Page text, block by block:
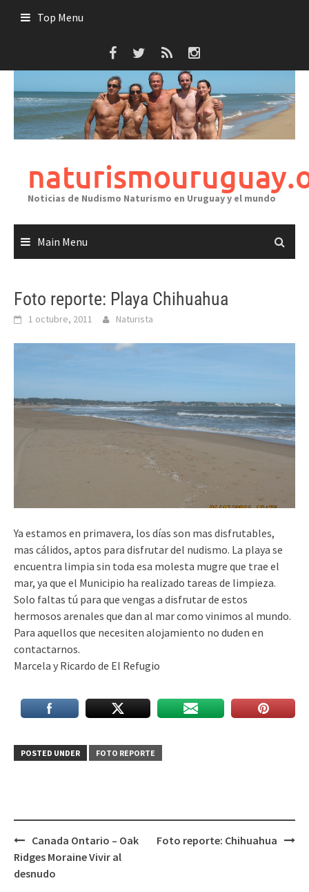
Top Menu
Noticias de Nudismo Naturismo en Uruguay y el mundo
Main Menu
Foto reporte: Playa Chihuahua
1 octubre, 2011 Naturista
Ya estamos en primavera, los días son mas disfrutables,
mas cálidos, aptos para disfrutar del nudismo. La playa se
encuentra limpia sin toda esa molesta mugre que trae el
mar, ya que el Municipio ha realizado tareas de limpieza.
Solo faltas tú para que vengas a disfrutar de estos
hermosos arenales que dan al mar como vinimos al mundo.
Para aquellos que necesiten alojamiento no duden en
contactarnos.
Marcela y Ricardo de El Refugio
POSTED UNDER FOTO REPORTE
Post
navigation
Canada Ontario – Oak
Ridges Moraine Vivir al
desnudo
Foto reporte: Chihuahua